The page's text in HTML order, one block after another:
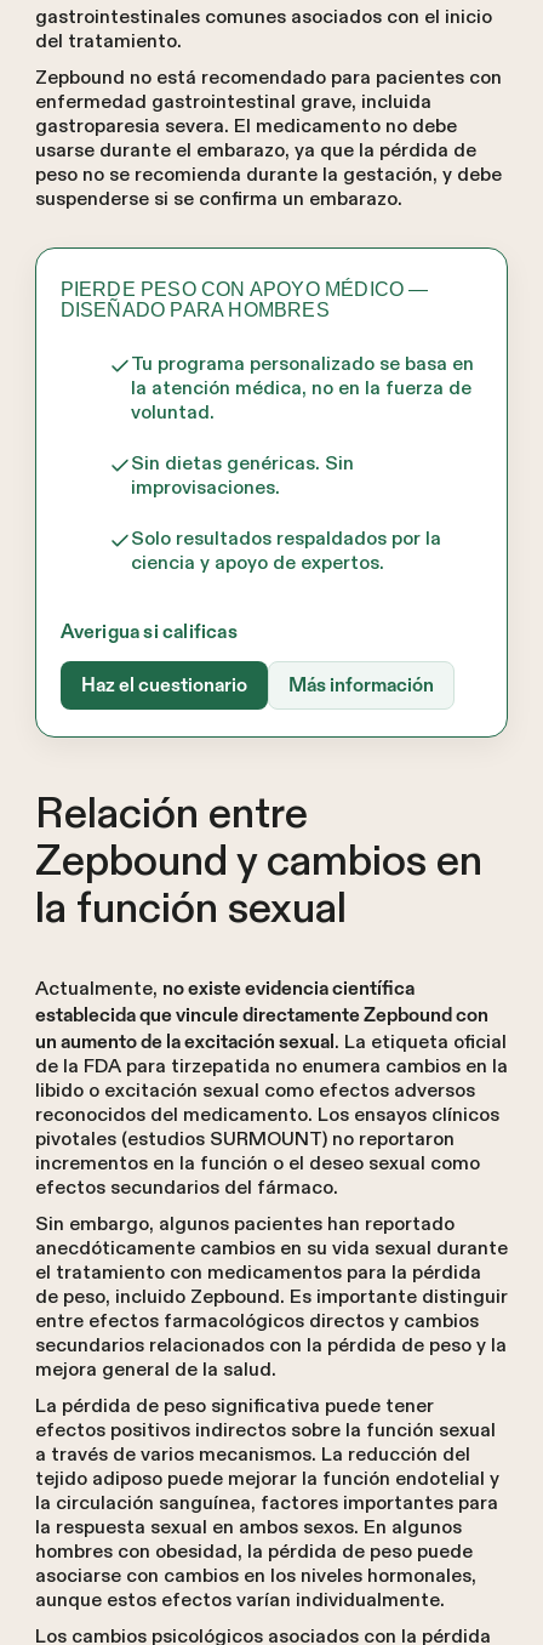
gastrointestinales comunes asociados con el inicio
del tratamiento.
Zepbound no está recomendado para pacientes con
enfermedad gastrointestinal grave, incluida
gastroparesia severa. El medicamento no debe
usarse durante el embarazo, ya que la pérdida de
peso no se recomienda durante la gestación, y debe
suspenderse si se confirma un embarazo.
PIERDE PESO CON APOYO MÉDICO —
DISEÑADO PARA HOMBRES
Tu programa personalizado se basa en
la atención médica, no en la fuerza de
voluntad.
Sin dietas genéricas. Sin
improvisaciones.
Solo resultados respaldados por la
ciencia y apoyo de expertos.
Averigua si calificas
Haz el cuestionario Más información
Relación entre
Zepbound y cambios en
la función sexual
Actualmente, no existe evidencia científica
establecida que vincule directamente Zepbound con
un aumento de la excitación sexual. La etiqueta oficial
de la FDA para tirzepatida no enumera cambios en la
libido o excitación sexual como efectos adversos
reconocidos del medicamento. Los ensayos clínicos
pivotales (estudios SURMOUNT) no reportaron
incrementos en la función o el deseo sexual como
efectos secundarios del fármaco.
Sin embargo, algunos pacientes han reportado
anecdóticamente cambios en su vida sexual durante
el tratamiento con medicamentos para la pérdida
de peso, incluido Zepbound. Es importante distinguir
entre efectos farmacológicos directos y cambios
secundarios relacionados con la pérdida de peso y la
mejora general de la salud.
La pérdida de peso significativa puede tener
efectos positivos indirectos sobre la función sexual
a través de varios mecanismos. La reducción del
tejido adiposo puede mejorar la función endotelial y
la circulación sanguínea, factores importantes para
la respuesta sexual en ambos sexos. En algunos
hombres con obesidad, la pérdida de peso puede
asociarse con cambios en los niveles hormonales,
aunque estos efectos varían individualmente.
Los cambios psicológicos asociados con la pérdida